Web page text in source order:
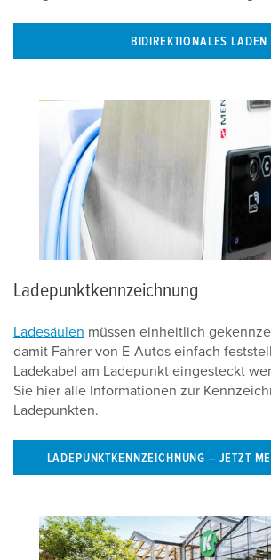
BIDIREKTIONALES LADEN
Ladepunktkennzeichnung
Ladesäulen müssen einheitlich
damit Fahrer von E-Autos einfach
Ladekabel am Ladepunkt eingesteckt
Sie hier alle Informationen zur
Ladepunkten.
LADEPUNKTKENNZEICHNUNG – JETZT